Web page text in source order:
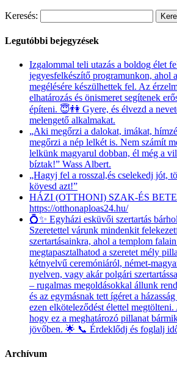
Keresés:
Legutóbbi bejegyzések
Izgalommal teli utazás a boldog élet
jegyesfelkészítő programunkon, ahol
megélésére készülhettek fel. Az
elhatározás és önismeret segítenek
építeni. 😇👫 Gyere, és élvezd a
melengető alkalmakat.
„Aki megőrzi a dalokat, imákat,
megőrzi a nép lelkét is. Nem számít
lelkünk magyarul dobban, él még a
bíztak!” Wass Albert.
„Hagyj fel a rosszal,és cselekedj jót,
kövesd azt!”
HÁZI (OTTHONI) SZAK-ÉS
https://otthonaploas24.hu/
💍✨ Egyházi esküvői szertartás
Szeretettel várunk mindenkit
szertartásainkra, ahol a templom
megtapasztalhatod a szeretet mély
kétnyelvű ceremóniáról, német-
nyelven, vagy akár polgári
– rugalmas megoldásokkal állunk
és az egymásnak tett ígéret a
ezen elköteleződést élettel
hogy ez a meghatározó pillanat
jövőben. 🌟 📞 Érdeklődj és foglalj
Archívum